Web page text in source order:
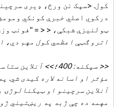
کول. <سپک نن ورځ، ډیری
درکوي اصلي خبرې کونکي
ټولنیزې شبکې، < < = "فونټ وزن: 400؛">
اترو ګټې اعظمي کول مهم دي،
<< سپکنه: 400؛>>
مؤثر او اسانه لاره کیدی شي.
آنلاین سرچینو او ټیکنالوژۍ
مهمه ده چې ژبه په ریښتیني